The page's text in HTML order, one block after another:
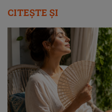
CITEȘTE ȘI